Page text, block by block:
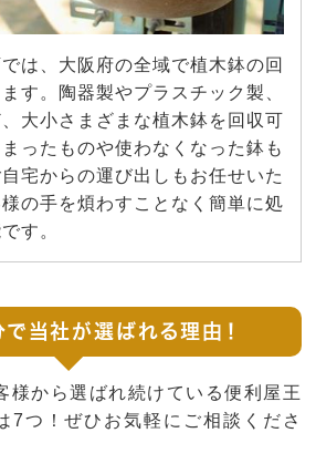
は、大阪府の全域で植木鉢の回
す。陶器製やプラスチック製、
大小さまざまな植木鉢を回収可
ったものや使わなくなった鉢も
宅からの運び出しもお任せいた
の手を煩わすことなく簡単に処
す。
当社が選ばれる理由！
から選ばれ続けている便利屋王
7つ！ぜひお気軽にご相談くださ